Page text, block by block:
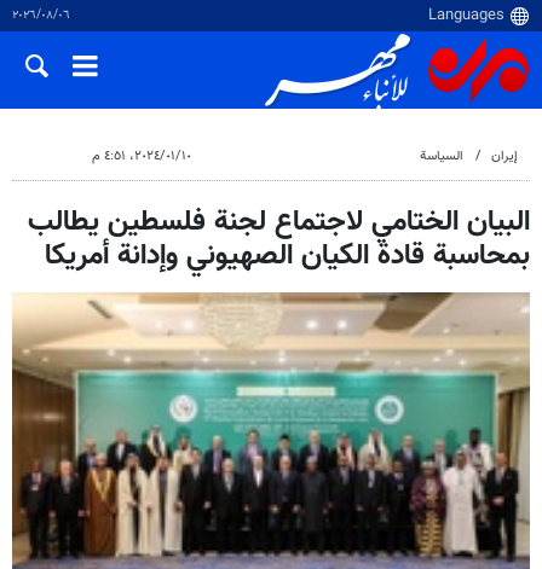
٠٦‏/٠٨‏/٢٠٢٦
إيران السياسة ١٠‏/٠١‏/٢٠٢٤، ٤:٥١ م
البيان الختامي لاجتماع لجنة فلسطين يطالب
بمحاسبة قادة الكيان الصهيوني وإدانة أمريكا